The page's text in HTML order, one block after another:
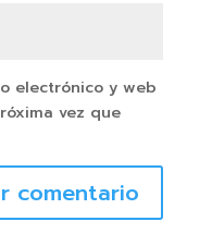
electrónico y web
vez que
comentario